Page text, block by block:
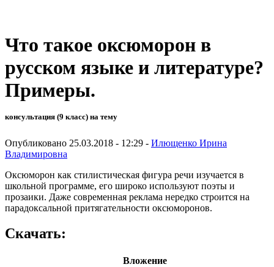
Что такое оксюморон в
русском языке и литературе?
Примеры.
консультация (9 класс) на тему
Опубликовано 25.03.2018 - 12:29 - Илющенко Ирина
Владимировна
Оксюморон как стилистическая фигура речи изучается в
школьной программе, его широко используют поэты и
прозаики. Даже современная реклама нередко строится на
парадоксальной притягательности оксюморонов.
Скачать:
Вложение